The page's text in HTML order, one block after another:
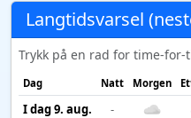
Langtidsvarsel
Trykk på en rad for time-for-
Dag Natt Morgen
I dag 9. aug. -